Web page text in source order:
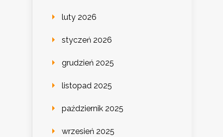
luty 2026
styczeń 2026
grudzień 2025
listopad 2025
październik 2025
wrzesień 2025